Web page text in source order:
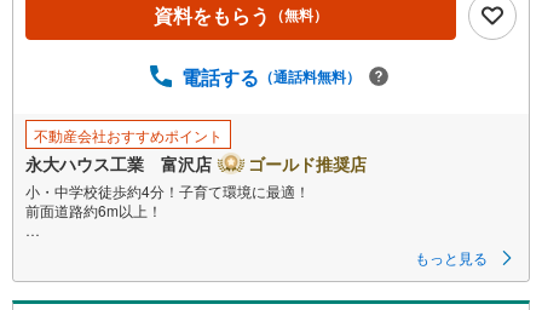
資料をもらう （無料）
電話する （通話料無料）
不動産会社おすすめポイント
永大ハウス工業 富沢店 ゴールド推奨店
小・中学校徒歩約4分！子育て環境に最適！
前面道路約6m以上！
こちらでは当社の強みを大きく2つに分けてご紹介！
もっと見る